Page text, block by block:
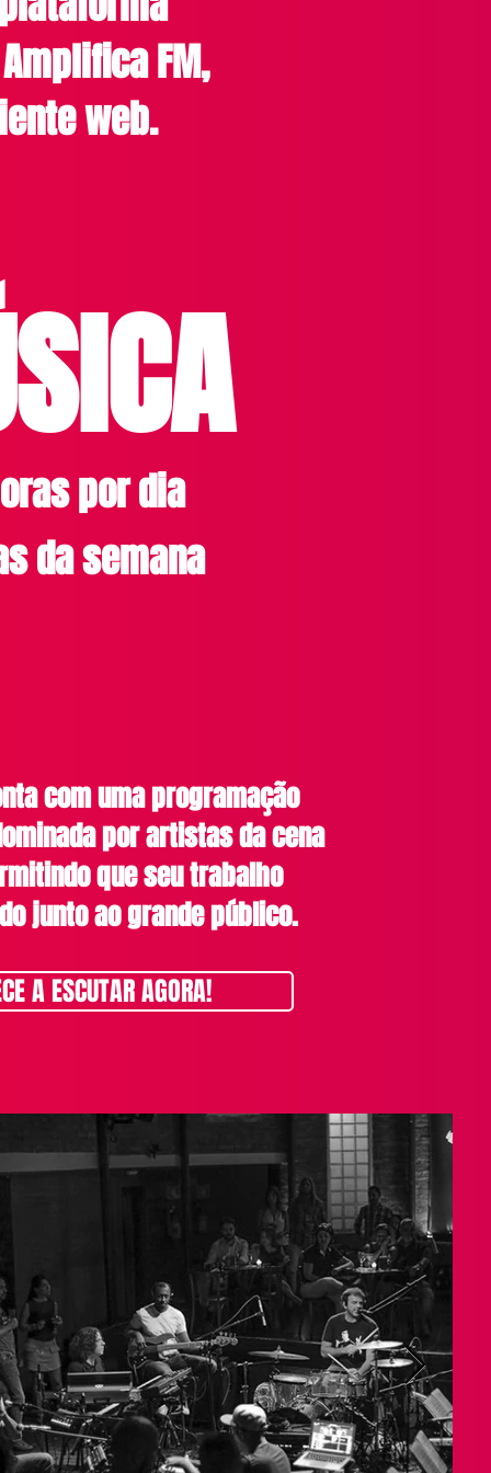
FM,
web.
por dia
da semana
com uma programação
por artistas da cena
que seu trabalho
junto ao grande público.
A ESCUTAR AGORA!